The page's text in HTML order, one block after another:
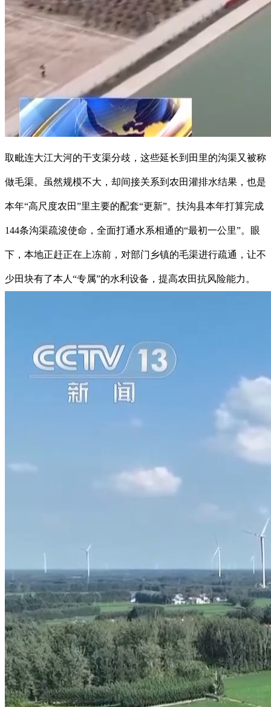
取毗连大江大河的干支渠分歧，这些延长到田里的沟渠又被称
做毛渠。虽然规模不大，却间接关系到农田灌排水结果，也是
本年“高尺度农田”里主要的配套“更新”。扶沟县本年打算完成
144条沟渠疏浚使命，全面打通水系相通的“最初一公里”。眼
下，本地正赶正在上冻前，对部门乡镇的毛渠进行疏通，让不
少田块有了本人“专属”的水利设备，提高农田抗风险能力。